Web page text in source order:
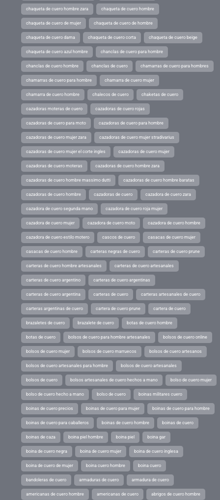
chaqueta de cuero hombre zara chaqueta de cuero hombre
chaqueta de cuero de mujer chaqueta de cuero de hombre
chaqueta de cuero dama chaqueta de cuero corta chaqueta de cuero beige
chaqueta de cuero azul hombre chanclas de cuero para hombre
chanclas de cuero hombre chanclas de cuero chamarras de cuero para hombres
chamarras de cuero para hombre chamarra de cuero mujer
chamarra de cuero hombre chalecos de cuero chaketas de cuero
cazadoras moteras de cuero cazadoras de cuero rojas
cazadoras de cuero para moto cazadoras de cuero para hombre
cazadoras de cuero mujer zara cazadoras de cuero mujer stradivarius
cazadoras de cuero mujer el corte ingles cazadoras de cuero mujer
cazadoras de cuero moteras cazadoras de cuero hombre zara
cazadoras de cuero hombre massimo dutti cazadoras de cuero hombre baratas
cazadoras de cuero hombre cazadoras de cuero cazadora de cuero zara
cazadora de cuero segunda mano cazadora de cuero roja mujer
cazadora de cuero mujer cazadora de cuero moto cazadora de cuero hombre
cazadora de cuero estilo motero cascos de cuero casacas de cuero mujer
casacas de cuero hombre carteras negras de cuero carteras de cuero prune
carteras de cuero hombre artesanales carteras de cuero artesanales
carteras de cuero argentino carteras de cuero argentinas
carteras de cuero argentina carteras de cuero carteras artesanales de cuero
carteras argentinas de cuero cartera de cuero prune cartera de cuero
brazaletes de cuero brazalete de cuero botas de cuero hombre
botas de cuero bolsos de cuero para hombre artesanales bolsos de cuero online
bolsos de cuero mujer bolsos de cuero marruecos bolsos de cuero artesanos
bolsos de cuero artesanales para hombre bolsos de cuero artesanales
bolsos de cuero bolsos artesanales de cuero hechos a mano bolso de cuero mujer
bolso de cuero hecho a mano bolso de cuero boinas militares cuero
boinas de cuero precios boinas de cuero para mujer boinas de cuero para hombre
boinas de cuero para caballeros boinas de cuero hombre boinas de cuero
boinas de caza boina piel hombre boina piel boina gar
boina de cuero negra boina de cuero mujer boina de cuero inglesa
boina de cuero de mujer boina cuero hombre boina cuero
bandoleras de cuero armaduras de cuero armadura de cuero
americanas de cuero hombre americanas de cuero abrigos de cuero hombre